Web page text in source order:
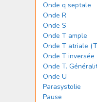
Onde q septale
Onde R
Onde S
Onde T ample
Onde T atriale
Onde T inversée
Onde T.
Onde U
Parasystolie
Pause